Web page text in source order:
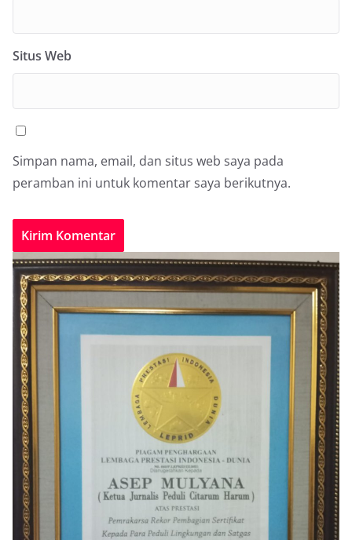
Situs Web
Simpan nama, email, dan situs web saya pada
peramban ini untuk komentar saya berikutnya.